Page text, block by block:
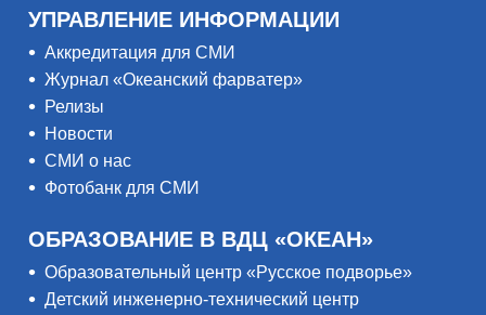
УПРАВЛЕНИЕ ИНФОРМАЦИИ
Аккредитация для СМИ
Журнал «Океанский фарватер»
Релизы
Новости
СМИ о нас
Фотобанк для СМИ
ОБРАЗОВАНИЕ В ВДЦ «ОКЕАН»
Образовательный центр «Русское подворье»
Детский инженерно-технический центр